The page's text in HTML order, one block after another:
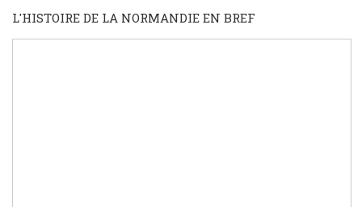
L'HISTOIRE DE LA NORMANDIE EN BREF